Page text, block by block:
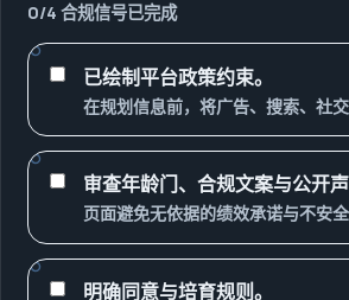
0/4 合规信号已完成
已绘制平台政策约束。
在规划信息前，将广告、搜索、社
审查年龄门、合规文案与公开声
页面避免无依据的绩效承诺与不安全
明确同意与培育规则。